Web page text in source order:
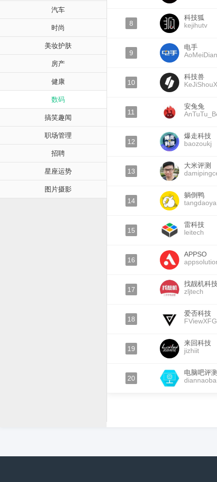
汽车
时尚
美妆护肤
房产
健康
数码
搞笑趣闻
职场管理
招聘
星座运势
图片摄影
8
科技狐
kejihutv
9
电手
10
科技兽
KeJiShouX
11
安兔兔
12
爆走科技
baozoukj
13
大米评测
14
躺倒鸭
tangdaoya
15
雷科技
leitech
16
APPSO
17
找靓机科
zljtech
18
爱否科技
FViewXFG
19
来回科技
jizhiit
20
电脑吧评